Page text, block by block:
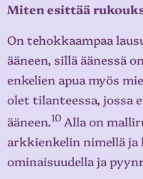
Miten esittää
On tehokkaampaa
ääneen, sillä äänessä
enkelien apua myös
olet tilanteessa, jossa
ääneen.10 Alla on
arkkienkelin nimellä ja
ominaisuudella ja